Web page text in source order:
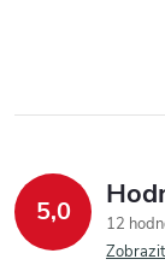
5,0
12